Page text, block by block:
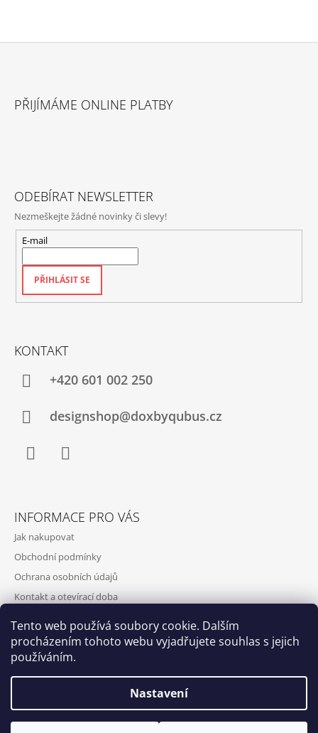
Tento web používá soubory cookie. Dalším
procházením tohoto webu vyjadřujete souhlas s jejich
používáním.
Nastavení
PŘIJÍMÁME ONLINE PLATBY
ODEBÍRAT NEWSLETTER
Nezmeškejte žádné novinky či slevy!
E-mail
PŘIHLÁSIT SE
KONTAKT
+420‭ 601 002 250
designshop@doxbyqubus.cz
INFORMACE PRO VÁS
Jak nakupovat
Obchodní podmínky
Ochrana osobních údajů
Kontakt a otevírací doba
O nás
© 2026 DOX BY QUBUS. Všechna práva